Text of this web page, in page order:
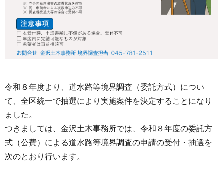
令和８年度より、道水路等境界調査（委託方式）につい
て、全区統一で抽選により実施案件を決定することになり
ました。
つきましては、金沢土木事務所では、令和８年度の委託方
式（公費）による道水路等境界調査の申請の受付・抽選を
次のとおり行います。